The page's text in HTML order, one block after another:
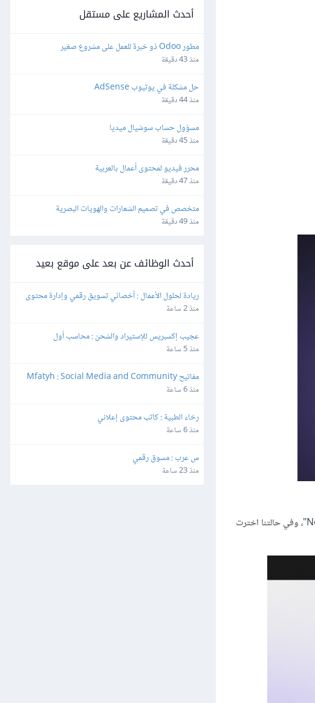
من خلال السؤال الأول حدد ما إذا كنت ستبدأ في مجال البيع عبر الإنترنت، أم أنك تبيع فعلًا عبر الإنترنت، ثم انقر على زر "Next"، وفي حالتنا اخترت
أحدث المشاريع على مستقل
مطور Odoo ذو خبرة للعمل على مشروع صغير
منذ 43 دقيقة
حل مشكلة في يوتيوب AdSense
منذ 44 دقيقة
مسؤول حساب سوشيال ميديا
منذ 45 دقيقة
محرر فيديو لمحتوى أعمال بالعربية
منذ 47 دقيقة
متخصص في تصميم الشعارات والهويات البصرية
منذ 49 دقيقة
أحدث الوظائف عن بعد على موقع بعيد
ريادة لحلول الأعمال : أخصائي تسويق رقمي وإدارة محتوى
منذ 2 ساعة
عجيب إكسبريس للإستيراد والشحن : محاسب أول
منذ 5 ساعة
Manager
منذ 6 ساعة
رخاء الطبية : كاتب محتوى إعلاني
منذ 6 ساعة
س عرب : مسوق رقمي
منذ 23 ساعة